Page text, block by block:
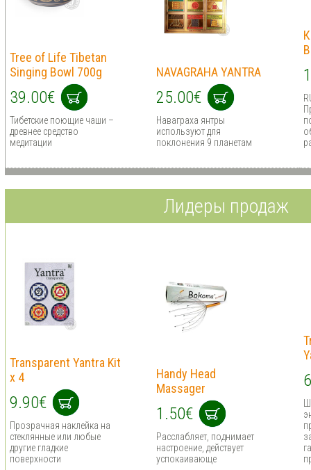
Tree of Life Tibetan
Singing Bowl 700g
39.00€
Тибетские поющие чаши –
древнее средство
медитации
NAVAGRAHA YANTRA
25.00€
Наваграха янтры
используют для
поклонения 9 планетам
Лидеры продаж
Transparent Yantra Kit
x 4
9.90€
Прозрачная наклейка на
стеклянные или любые
другие гладкие
поверхности
Handy Head
Massager
1.50€
Расслабляет, поднимает
настроение, действует
успокаивающе